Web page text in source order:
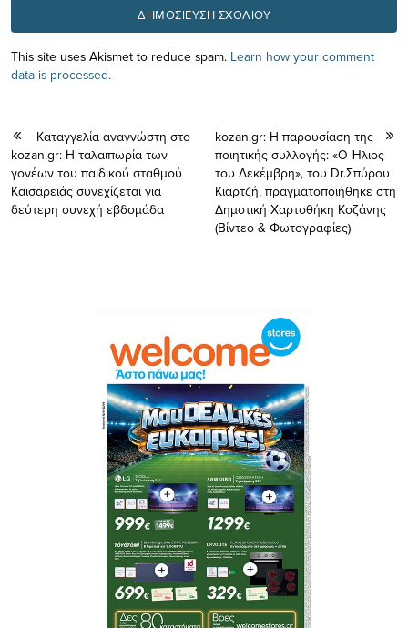
This site uses Akismet to reduce spam. Learn how your comment
data is processed.
Kαταγγελία αναγνώστη στο
kozan.gr: Η ταλαιπωρία των
γονέων του παιδικού σταθμού
Καισαρειάς συνεχίζεται για
δεύτερη συνεχή εβδομάδα
kozan.gr: Η παρουσίαση της
ποιητικής συλλογής: «Ο Ήλιος
του Δεκέμβρη», του Dr.Σπύρου
Κιαρτζή, πραγματοποιήθηκε στη
Δημοτική Χαρτοθήκη Koζάνης
(Βίντεο & Φωτογραφίες)